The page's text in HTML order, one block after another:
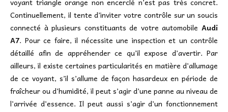
Continuellement, il tente d’inviter votre contrôle sur un soucis
connecté à plusieurs constituants de votre automobile Audi
A7. Pour ce faire, il nécessite une inspection et un contrôle
détaillé afin de appréhender ce qu’il expose d’avertir. Par
ailleurs, il existe certaines particularités en matière d’allumage
de ce voyant, s’il s’allume de façon hasardeux en période de
fraîcheur ou d’humidité, il peut s’agir d’une panne au niveau de
l’arrivée d’essence. Il peut aussi s’agir d’un fonctionnement